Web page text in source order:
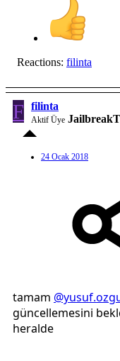
Reactions: filinta
F filinta
Aktif Üye
24 Ocak 2018
tamam
güncellemesini
heralde